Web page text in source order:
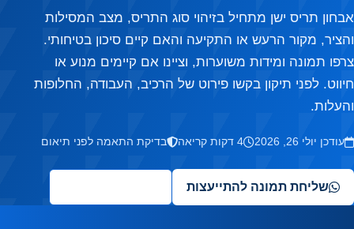
אבחון תריס ישן מתחיל בזיהוי סוג התריס, מצב המסילות
והציר, מקור הרעש או התקיעה והאם קיים סיכון בטיחותי.
צרפו תמונה ומידות משוערות, וציינו אם קיימים מנוע או
חיווט. לפני תיקון בקשו פירוט של הרכיב, העבודה, החלופות
והעלות.
עודכן יולי 26, 2026 4 דקות קריאה בדיקת התאמה לפני תיאום
שליחת תמונה להתייעצות